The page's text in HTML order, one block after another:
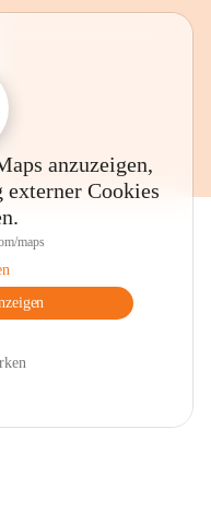
anzuzeigen,
externer Cookies
maps